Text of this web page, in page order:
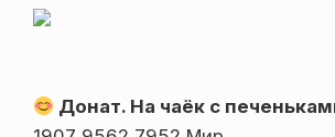
Донат. На чаёк с